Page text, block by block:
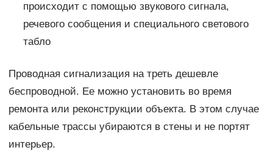
происходит с помощью звукового сигнала,
речевого сообщения и специального светового
табло
Проводная сигнализация на треть дешевле
беспроводной. Ее можно установить во время
ремонта или реконструкции объекта. В этом случае
кабельные трассы убираются в стены и не портят
интерьер.